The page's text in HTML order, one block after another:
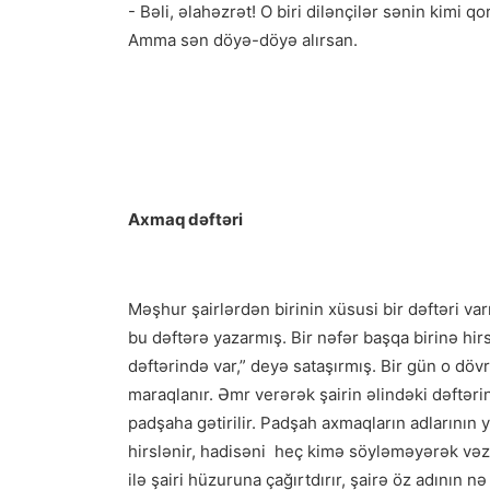
- Bəli, əlahəzrət! O biri dilənçilər sənin kimi
Amma sən döyə-döyə alırsan.
Axmaq dəftəri
Məşhur şairlərdən birinin xüsusi bir dəftəri
bu dəftərə yazarmış. Bir nəfər başqa birinə
dəftərində var,” deyə sataşırmış. Bir gün o
maraqlanır. Əmr verərək şairin əlindəki
padşaha gətirilir. Padşah axmaqların
hirslənir, hadisəni heç kimə söyləməyərək
ilə şairi hüzuruna çağırtdırır, şairə öz adının